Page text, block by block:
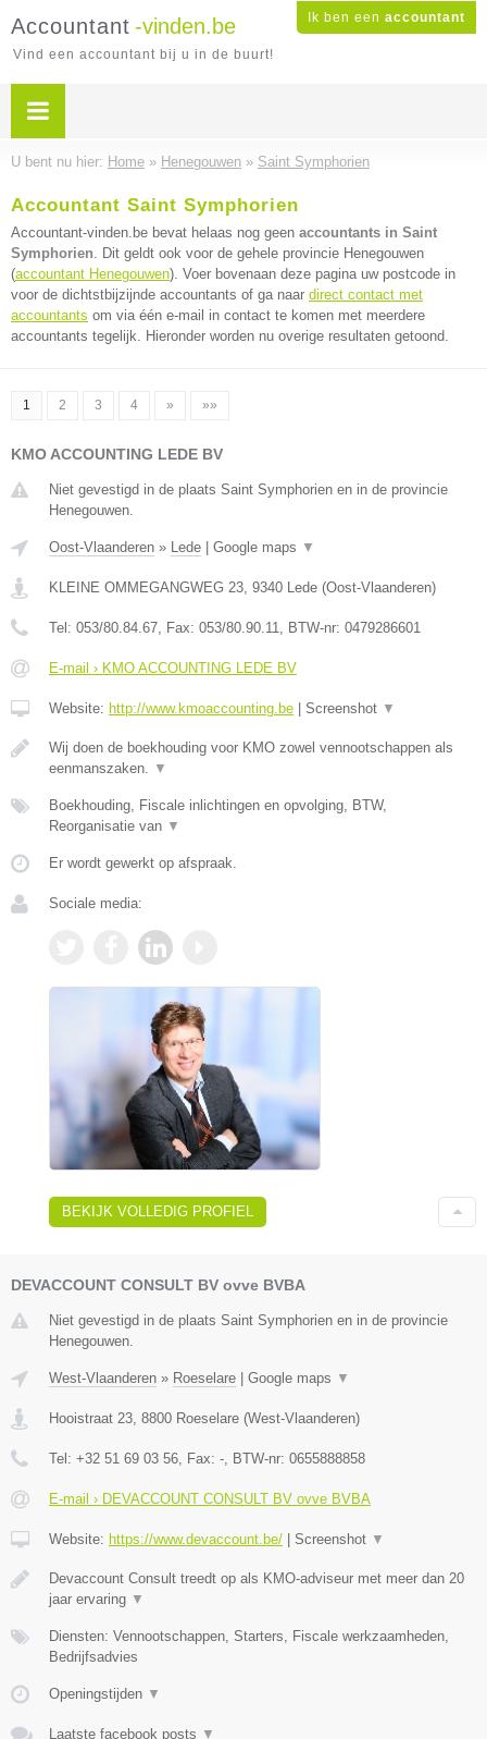
Ik ben een accountant
Accountant -vinden.be
Vind een accountant bij u in de buurt!
U bent nu hier: Home » Henegouwen » Saint Symphorien
Accountant Saint Symphorien
Accountant-vinden.be bevat helaas nog geen accountants in Saint
Symphorien. Dit geldt ook voor de gehele provincie Henegouwen
(accountant Henegouwen). Voer bovenaan deze pagina uw postcode in
voor de dichtstbijzijnde accountants of ga naar direct contact met
accountants om via één e-mail in contact te komen met meerdere
accountants tegelijk. Hieronder worden nu overige resultaten getoond.
1 2 3 4 » »»
KMO ACCOUNTING LEDE BV
Niet gevestigd in de plaats Saint Symphorien en in de provincie
Henegouwen.
Oost-Vlaanderen » Lede Google maps ▼
KLEINE OMMEGANGWEG 23, 9340 Lede (Oost-Vlaanderen)
Tel: 053/80.84.67, Fax: 053/80.90.11, BTW-nr: 0479286601
E-mail › KMO ACCOUNTING LEDE BV
Website: http://www.kmoaccounting.be Screenshot ▼
Wij doen de boekhouding voor KMO zowel vennootschappen als
eenmanszaken. ▼
Boekhouding, Fiscale inlichtingen en opvolging, BTW,
Reorganisatie van ▼
Er wordt gewerkt op afspraak.
Sociale media:
BEKIJK VOLLEDIG PROFIEL
DEVACCOUNT CONSULT BV ovve BVBA
Niet gevestigd in de plaats Saint Symphorien en in de provincie
Henegouwen.
West-Vlaanderen » Roeselare | Google maps ▼
Hooistraat 23 8800 Roeselare (West-Vlaanderen)
Tel: +32 51 69 03 56 , Fax: - , BTW-nr: 0655888858
E-mail › DEVACCOUNT CONSULT BV ovve BVBA
Website: https://www.devaccount.be/ | Screenshot ▼
Devaccount Consult treedt op als KMO-adviseur met meer dan 20
jaar ervaring ▼
Diensten: Vennootschappen, Starters, Fiscale werkzaamheden,
Bedrijfsadvies
Openingstijden ▼
Laatste facebook posts ▼